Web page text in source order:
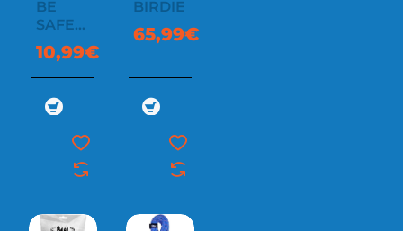
BE
SAFE
SCREW
10,99€
BIRDIE
65,99€